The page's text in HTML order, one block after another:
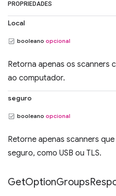
PROPRIEDADES
Local
booleano opcional
Retorna apenas os scanners
ao computador.
seguro
booleano opcional
Retorne apenas scanners
seguro, como USB ou TLS.
GetOptionGroups